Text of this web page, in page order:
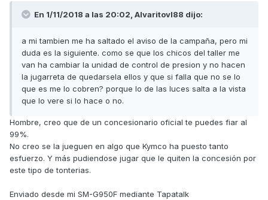
En 1/11/2018 a las 20:02, Alvaritovl88 dijo:
a mi tambien me ha saltado el aviso de la campaña, pero mi
duda es la siguiente. como se que los chicos del taller me
van ha cambiar la unidad de control de presion y no hacen
la jugarreta de quedarsela ellos y que si falla que no se lo
que es me lo cobren? porque lo de las luces salta a la vista
que lo vere si lo hace o no.
Hombre, creo que de un concesionario oficial te puedes fiar al
99%.
No creo se la jueguen en algo que Kymco ha puesto tanto
esfuerzo. Y más pudiendose jugar que le quiten la concesión por
este tipo de tonterias.
Enviado desde mi SM-G950F mediante Tapatalk